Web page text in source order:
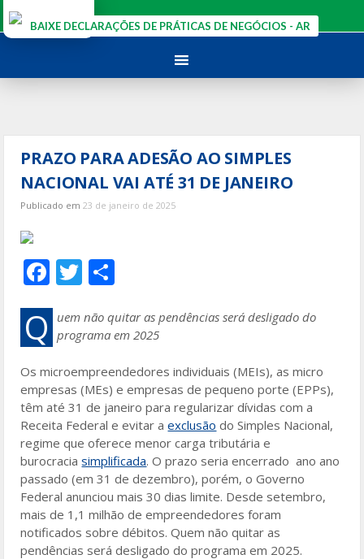
para
BAIXE DECLARAÇÕES DE PRÁTICAS DE NEGÓCIOS - AR
PRAZO PARA ADESÃO AO SIMPLES
NACIONAL VAI ATÉ 31 DE JANEIRO
Publicado em23 de janeiro de 2025
F
ac
e
b
o
o
k
T
w
itt
er
ar
e
Q
uem não quitar as pendências será desligado do
programa em 2025
Os microempreendedores individuais (MEIs), as micro
empresas (MEs) e empresas de pequeno porte (EPPs),
têm até 31 de janeiro para regularizar dívidas com a
Receita Federal e evitar aexclusão do Simples Nacional,
regime que oferece menor carga tributária e
burocraciasimplificada. O prazo seria encerrado ano ano
passado (em 31 de dezembro), porém, o Governo
Federal anunciou mais 30 dias limite. Desde setembro,
mais de 1,1 milhão de empreendedores foram
notificados sobre débitos. Quem não quitar as
pendências será desligado do programa em 2025.